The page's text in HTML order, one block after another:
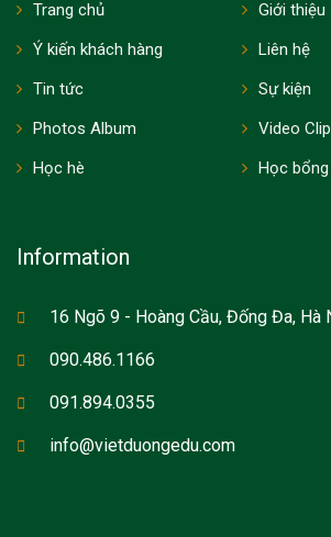
Trang chủ
Giới thiệu
Ý kiến khách hàng
Liên hệ
Tin tức
Sự kiện
Photos Album
Video Clip
Học hè
Học bổng
Information
16 Ngõ 9 - Hoàng Cầu, Đống Đa, Hà
090.486.1166
091.894.0355
info@vietduongedu.com